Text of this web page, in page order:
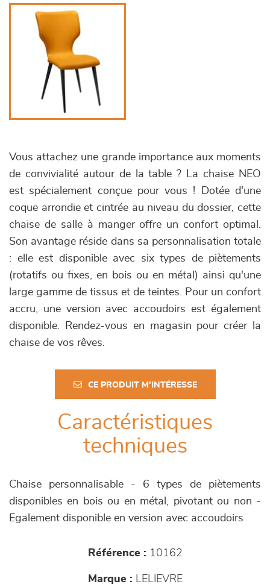
Vous attachez une grande importance aux moments
de convivialité autour de la table ? La chaise NEO
est spécialement conçue pour vous ! Dotée d'une
coque arrondie et cintrée au niveau du dossier, cette
chaise de salle à manger offre un confort optimal.
Son avantage réside dans sa personnalisation totale
: elle est disponible avec six types de piètements
(rotatifs ou fixes, en bois ou en métal) ainsi qu'une
large gamme de tissus et de teintes. Pour un confort
accru, une version avec accoudoirs est également
disponible. Rendez-vous en magasin pour créer la
chaise de vos rêves.
CE PRODUIT M'INTÉRESSE
Caractéristiques
techniques
Chaise personnalisable - 6 types de piètements
disponibles en bois ou en métal, pivotant ou non -
Egalement disponible en version avec accoudoirs
Référence : 10162
Marque : LELIEVRE